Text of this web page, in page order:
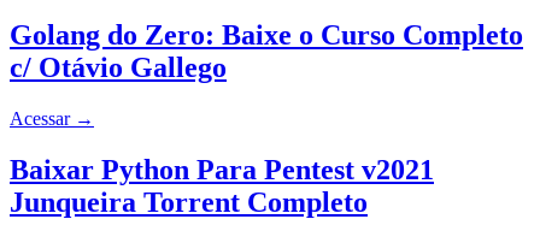
Golang do Zero: Baixe o Curso Completo
c/ Otávio Gallego
Acessar →
Baixar Python Para Pentest v2021
Junqueira Torrent Completo